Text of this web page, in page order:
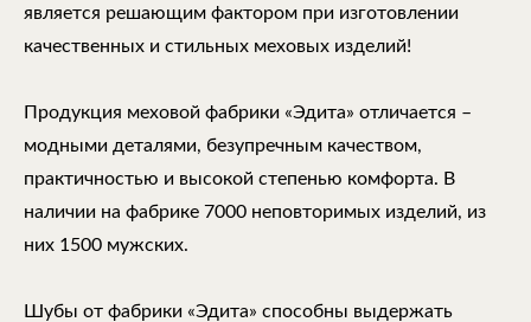
является решающим фактором при изготовлении
качественных и стильных меховых изделий!
Продукция меховой фабрики «Эдита» отличается –
модными деталями, безупречным качеством,
практичностью и высокой степенью комфорта. В
наличии на фабрике 7000 неповторимых изделий, из
них 1500 мужских.
Шубы от фабрики «Эдита» способны выдержать